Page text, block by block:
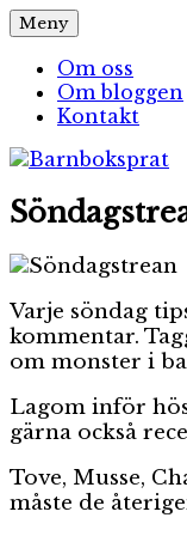
Hoppa
till
innehåll
Barnboksprat
– en blogg om
Meny
Om oss
Om bloggen
Kontakt
Varje söndag
kommentar.
om monster i
Lagom inför
gärna också
Tove, Musse,
måste de